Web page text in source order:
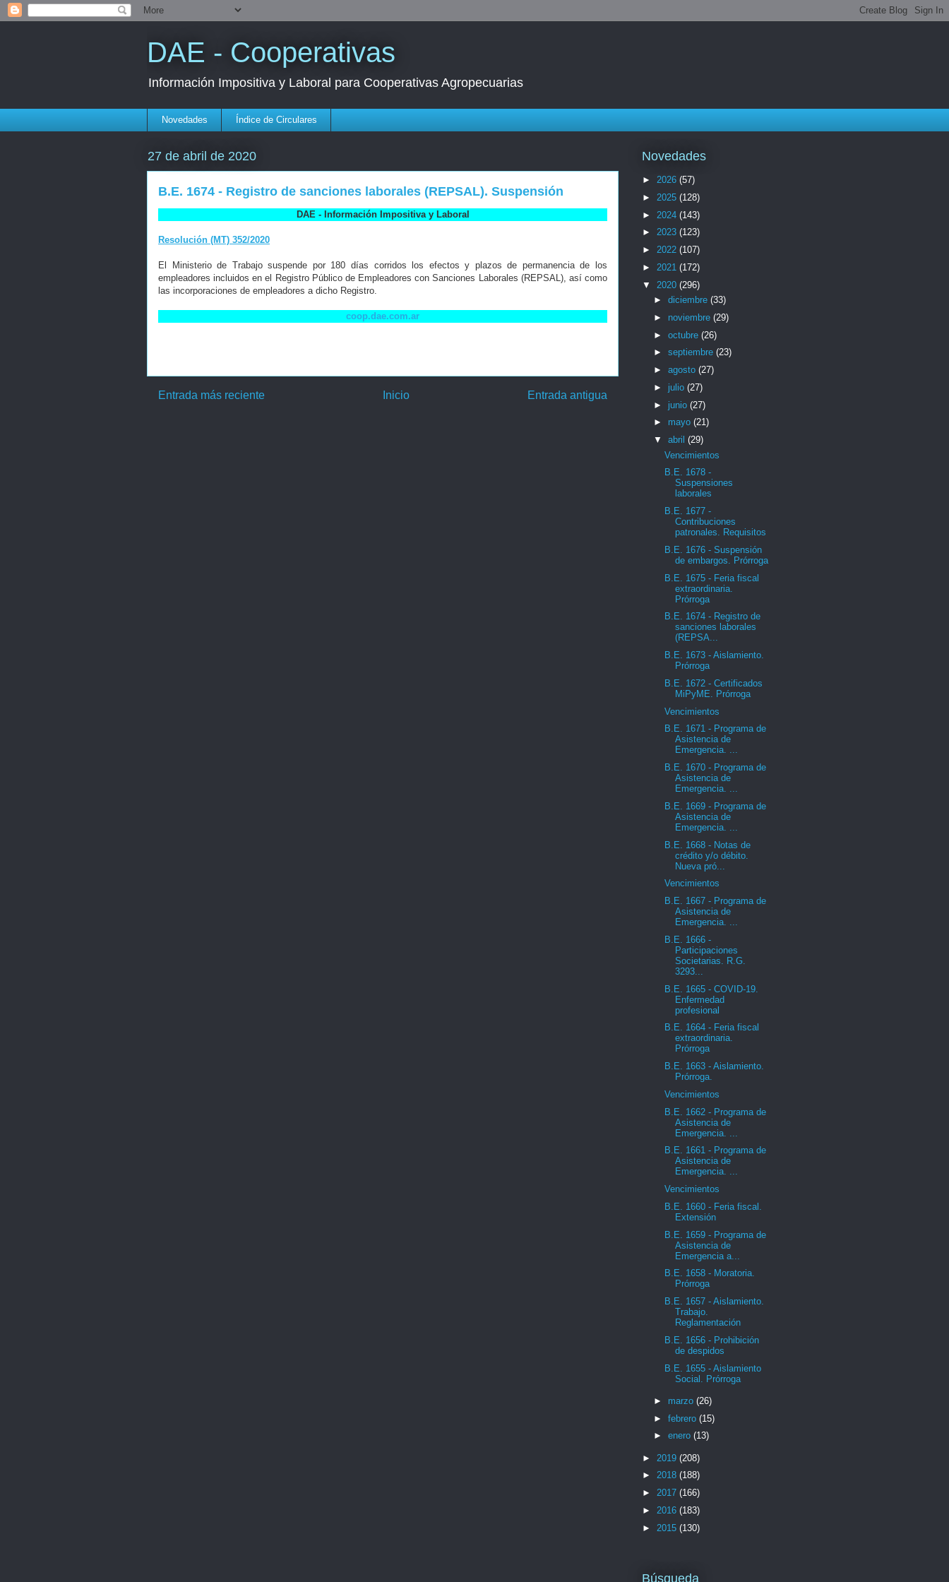
DAE - Cooperativas
Información Impositiva y Laboral para Cooperativas Agropecuarias
Novedades Índice de Circulares
27 de abril de 2020
B.E. 1674 - Registro de sanciones laborales (REPSAL). Suspensión
DAE - Información Impositiva y Laboral
Resolución (MT) 352/2020
El Ministerio de Trabajo suspende por 180 días corridos los efectos y plazos de permanencia de los
empleadores incluidos en el Registro Público de Empleadores con Sanciones Laborales (REPSAL), así como
las incorporaciones de empleadores a dicho Registro.
coop.dae.com.ar
Entrada más reciente Entrada antigua
Inicio
Novedades
► 2026 (57)
► 2025 (128)
► 2024 (143)
► 2023 (123)
► 2022 (107)
► 2021 (172)
▼ 2020 (296)
► diciembre (33)
► noviembre (29)
► octubre (26)
► septiembre (23)
► agosto (27)
► julio (27)
► junio (27)
► mayo (21)
▼ abril (29)
Vencimientos
B.E. 1678 -
Suspensiones
laborales
B.E. 1677 -
Contribuciones
patronales. Requisitos
B.E. 1676 - Suspensión
de embargos. Prórroga
B.E. 1675 - Feria fiscal
extraordinaria.
Prórroga
B.E. 1674 - Registro de
sanciones laborales
(REPSA...
B.E. 1673 - Aislamiento.
Prórroga
B.E. 1672 - Certificados
MiPyME. Prórroga
Vencimientos
B.E. 1671 - Programa de
Asistencia de
Emergencia. ...
B.E. 1670 - Programa de
Asistencia de
Emergencia. ...
B.E. 1669 - Programa de
Asistencia de
Emergencia. ...
B.E. 1668 - Notas de
crédito y/o débito.
Nueva pró...
Vencimientos
B.E. 1667 - Programa de
Asistencia de
Emergencia. ...
B.E. 1666 -
Participaciones
Societarias. R.G.
3293...
B.E. 1665 - COVID-19.
Enfermedad
profesional
B.E. 1664 - Feria fiscal
extraordinaria.
Prórroga
B.E. 1663 - Aislamiento.
Prórroga.
Vencimientos
B.E. 1662 - Programa de
Asistencia de
Emergencia. ...
B.E. 1661 - Programa de
Asistencia de
Emergencia. ...
Vencimientos
B.E. 1660 - Feria fiscal.
Extensión
B.E. 1659 - Programa de
Asistencia de
Emergencia a...
B.E. 1658 - Moratoria.
Prórroga
B.E. 1657 - Aislamiento.
Trabajo.
Reglamentación
B.E. 1656 - Prohibición
de despidos
B.E. 1655 - Aislamiento
Social. Prórroga
► marzo (26)
► febrero (15)
► enero (13)
► 2019 (208)
► 2018 (188)
► 2017 (166)
► 2016 (183)
► 2015 (130)
Búsqueda